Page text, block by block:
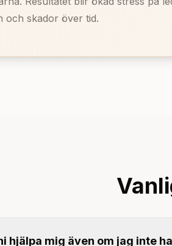
och skador över tid.
hjälpa mig även om jag inte